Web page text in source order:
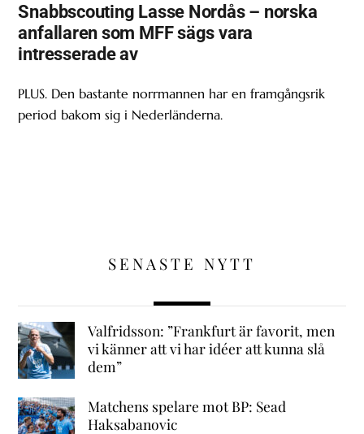
Snabbscouting Lasse Nordås – norska
anfallaren som MFF sägs vara
intresserade av
PLUS. Den bastante norrmannen har en framgångsrik
period bakom sig i Nederländerna.
SENASTE NYTT
Valfridsson: ”Frankfurt är favorit, men
vi känner att vi har idéer att kunna slå
dem”
Matchens spelare mot BP: Sead
Haksabanovic